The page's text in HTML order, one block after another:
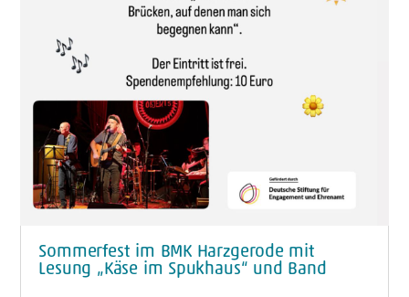
Sommerfest im BMK Harzgerode mit
Lesung „Käse im Spukhaus“ und Band